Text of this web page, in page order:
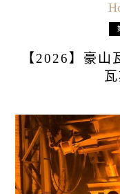
【2026】豪山